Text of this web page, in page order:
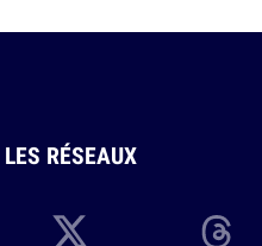
LES RÉSEAUX